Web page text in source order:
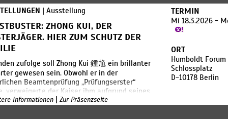
oder Archive. Sie enthüllen
thematisieren kollektives Vergessen
neue Bedeutungsschichten für die
Andreanis Jubiläumsbeitrag rahmt
Sammlungen durch zeitgenössische
neu: Die Ausstellungsarchitektur
auf Sigmar Polkes Ausstellung „Drei
der Malerei“ im Hamburger Bahnhof von
ihre Gemälde we
| Ausstellung
ZHONG KUI, DER
HIER ZUM SCHUTZ DER
zufolge soll Zhong Kui 鍾馗 ein brillanter
gewesen sein. Obwohl er in der
Beamtenprüfung „Prüfungserster“
verweigerte der Kaiser ihm aufgrund seines
diesen Ehrentitel (狀元). Aus Wut nahm
TERMIN
Mi 18.3.2026 -
ORT
Humboldt Forum
Schlossplatz
D-10178 Berlin
Informationen | Zur Präsenzseite